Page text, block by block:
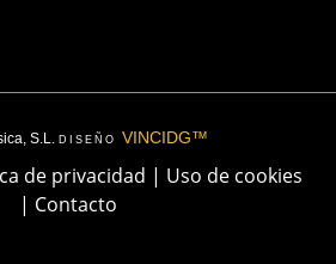
S.L. DISEÑO VINCIDG™
de privacidad | Uso de cookies
| Contacto